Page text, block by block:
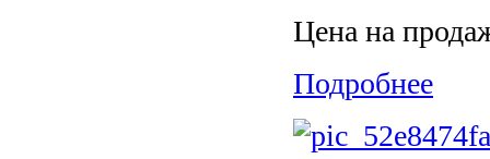
Цена на
Подробнее